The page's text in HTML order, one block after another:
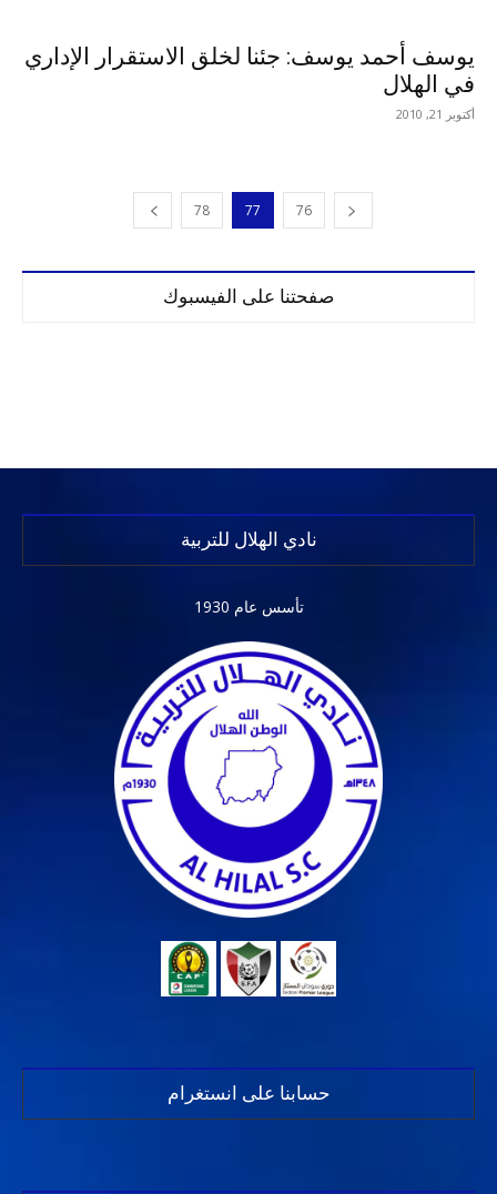
يوسف أحمد يوسف: جئنا لخلق الاستقرار الإداري
في الهلال
أكتوبر 21, 2010
76
77
78
صفحتنا على الفيسبوك
نادي الهلال للتربية
تأسس عام 1930
حسابنا على انستغرام